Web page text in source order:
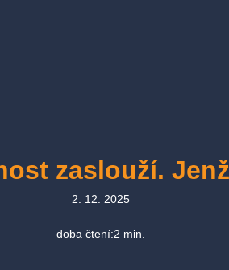
zaslouží.
2. 12. 2025
doba čtení:2 min.